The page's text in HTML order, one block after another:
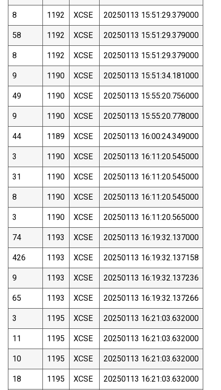
8 1192 XCSE 20250113 15:51:29.379000
58 1192 XCSE 20250113 15:51:29.379000
8 1192 XCSE 20250113 15:51:29.379000
9 1190 XCSE 20250113 15:51:34.181000
49 1190 XCSE 20250113 15:55:20.756000
9 1190 XCSE 20250113 15:55:20.778000
44 1189 XCSE 20250113 16:00:24.349000
3 1190 XCSE 20250113 16:11:20.545000
31 1190 XCSE 20250113 16:11:20.545000
8 1190 XCSE 20250113 16:11:20.545000
3 1190 XCSE 20250113 16:11:20.565000
74 1193 XCSE 20250113 16:19:32.137000
426 1193 XCSE 20250113 16:19:32.137158
9 1193 XCSE 20250113 16:19:32.137236
65 1193 XCSE 20250113 16:19:32.137266
3 1195 XCSE 20250113 16:21:03.632000
11 1195 XCSE 20250113 16:21:03.632000
10 1195 XCSE 20250113 16:21:03.632000
18 1195 XCSE 20250113 16:21:03.632000